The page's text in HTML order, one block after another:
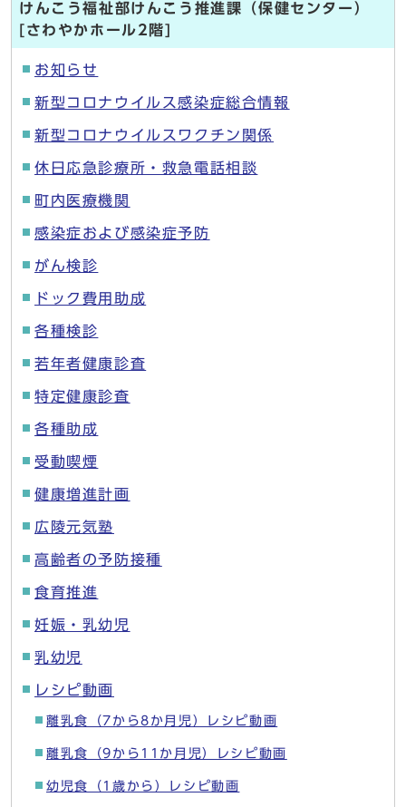
けんこう福祉部けんこう推進課（保健センター）
[さわやかホール2階]
お知らせ
新型コロナウイルス感染症総合情報
新型コロナウイルスワクチン関係
休日応急診療所・救急電話相談
町内医療機関
感染症および感染症予防
がん検診
ドック費用助成
各種検診
若年者健康診査
特定健康診査
各種助成
受動喫煙
健康増進計画
広陵元気塾
高齢者の予防接種
食育推進
妊娠・乳幼児
乳幼児
レシピ動画
離乳食（7から8か月児）レシピ動画
離乳食（9から11か月児）レシピ動画
幼児食（1歳から）レシピ動画